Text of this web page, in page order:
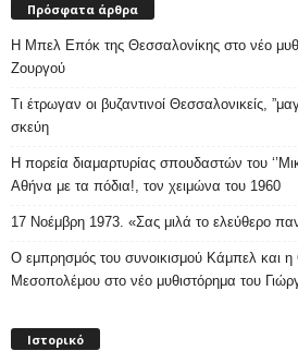
Πρόσφατα άρθρα
Η Μπελ Επόκ της Θεσσαλονίκης στο νέο
Ζουργού
Τι έτρωγαν οι βυζαντινοί Θεσσαλονικείς,
σκεύη
Η πορεία διαμαρτυρίας σπουδαστών του
Αθήνα με τα πόδια!, τον χειμώνα του 1960
17 Νοέμβρη 1973. «Σας μιλά το ελεύθερο
Ο εμπρησμός του συνοικισμού Κάμπελ και η
Μεσοπολέμου στο νέο μυθιστόρημα του
Ιστορικό